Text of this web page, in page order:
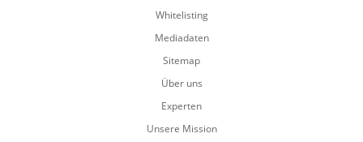
Whitelisting
Mediadaten
Sitemap
Über uns
Experten
Unsere Mission